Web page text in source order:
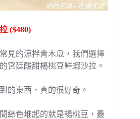
($480)
見的涼拌青木瓜，我們選擇
宮廷酸甜楊桃豆鮮蝦沙拉。
的東西，真的很好奇。
綠色堆起的就是楊桃豆，最